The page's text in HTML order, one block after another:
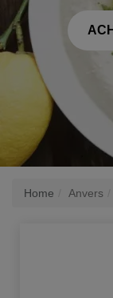
Home Anvers